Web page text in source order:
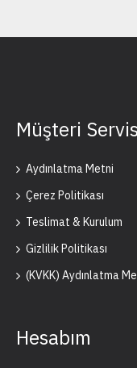
Müşteri
Aydınlatma Metni
Çerez Politikası
Teslimat & Kurulum
Gizlilik Politikası
(KVKK) Aydınlatma
Hesabım